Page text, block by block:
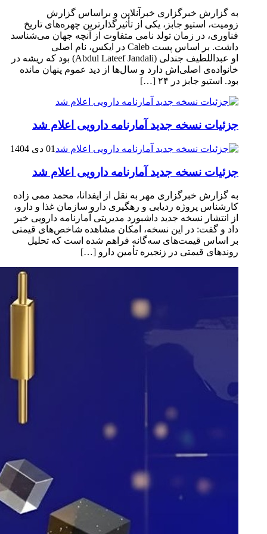
به گزارش خبرگزاری خبرآنلاین و براساس گزارش
زومیت، استیو جابز، یکی از تأثیرگذارترین چهره‌های تاریخ
فناوری، در زمان تولد نامی متفاوت از آنچه جهان می‌شناسد
داشت. بر اساس پست Caleb در ایکس، نام اصلی
او عبداللطیف جندلی (Abdul Lateef Jandali) بود که ریشه در
خانواده‌ی اصلی‌اش دارد و سال‌ها از دید عموم پنهان مانده
بود. استیو جابز در ۲۴ […]
جزئیات نسخه جدید آمارنامه دارویی اعلام شد
01 دی 1404
جزئیات نسخه جدید آمارنامه دارویی اعلام شد
به گزارش خبرگزاری مهر به نقل از ایفدانا، محمد ممی زاده
کارشناس پروژه ردیابی و رهگیری دارو سازمان غذا و دارو،
از انتشار نسخه جدید داشبورد مدیریتی آمارنامه دارویی خبر
داد و گفت: در این نسخه، امکان مشاهده شاخص‌های قیمتی
بر اساس قیمت‌های سه‌گانه فراهم شده است که تحلیل
روندهای قیمتی در زنجیره تأمین دارو […]